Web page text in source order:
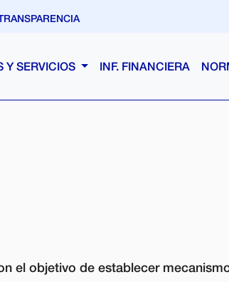
Y SERVICIOS INF. FINANCIERA
el objetivo de establecer